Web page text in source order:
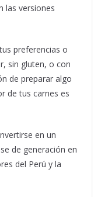
las versiones
preferencias o
sin gluten, o con
de preparar algo
de tus carnes es
en un
de generación en
del Perú y la